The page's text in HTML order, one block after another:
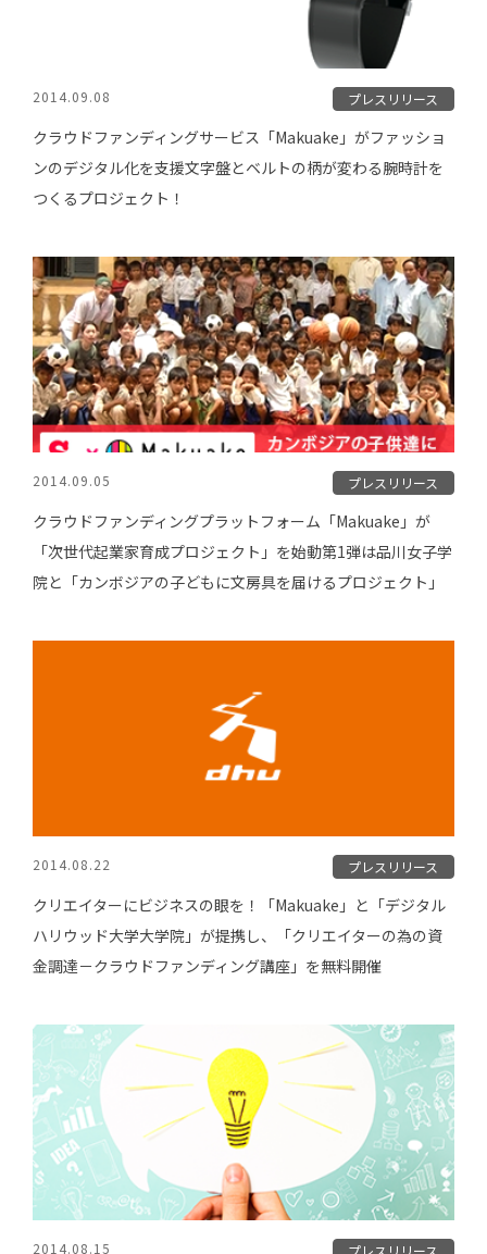
2014.09.08 プレスリリース
クラウドファンディングサービス「Makuake」がファッショ
ンのデジタル化を支援文字盤とベルトの柄が変わる腕時計を
つくるプロジェクト！
2014.09.05 プレスリリース
クラウドファンディングプラットフォーム「Makuake」が
「次世代起業家育成プロジェクト」を始動第1弾は品川女子学
院と「カンボジアの子どもに文房具を届けるプロジェクト」
2014.08.22 プレスリリース
クリエイターにビジネスの眼を！「Makuake」と「デジタル
ハリウッド大学大学院」が提携し、「クリエイターの為の資
金調達－クラウドファンディング講座」を無料開催
2014.08.15 プレスリリース